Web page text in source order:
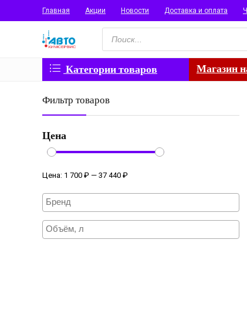
Главная Акции Новости Доставка и оплата
Поиск
товаров
Категории товаров Магазин
Фильтр товаров
Цена
Цена: 1 700 ₽ — 37 440 ₽